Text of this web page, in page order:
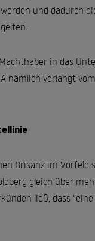
und dadurch
in das
nämlich verlangt
Brisanz im Vorfeld
gleich über
ließ, dass